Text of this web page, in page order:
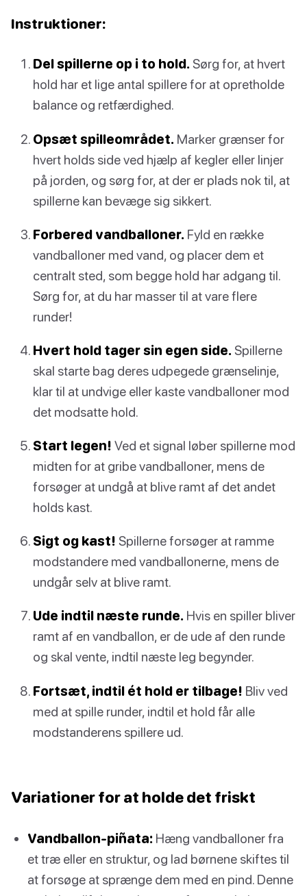
Instruktioner:
Del spillerne op i to hold. Sørg for, at hvert
hold har et lige antal spillere for at opretholde
balance og retfærdighed.
Opsæt spilleområdet. Marker grænser for
hvert holds side ved hjælp af kegler eller linjer
på jorden, og sørg for, at der er plads nok til, at
spillerne kan bevæge sig sikkert.
Forbered vandballoner. Fyld en række
vandballoner med vand, og placer dem et
centralt sted, som begge hold har adgang til.
Sørg for, at du har masser til at vare flere
runder!
Hvert hold tager sin egen side. Spillerne
skal starte bag deres udpegede grænselinje,
klar til at undvige eller kaste vandballoner mod
det modsatte hold.
Start legen! Ved et signal løber spillerne mod
midten for at gribe vandballoner, mens de
forsøger at undgå at blive ramt af det andet
holds kast.
Sigt og kast! Spillerne forsøger at ramme
modstandere med vandballonerne, mens de
undgår selv at blive ramt.
Ude indtil næste runde. Hvis en spiller bliver
ramt af en vandballon, er de ude af den runde
og skal vente, indtil næste leg begynder.
Fortsæt, indtil ét hold er tilbage! Bliv ved
med at spille runder, indtil et hold får alle
modstanderens spillere ud.
Variationer for at holde det friskt
Vandballon-piñata: Hæng vandballoner fra
et træ eller en struktur, og lad børnene skiftes til
at forsøge at sprænge dem med en pind. Denne